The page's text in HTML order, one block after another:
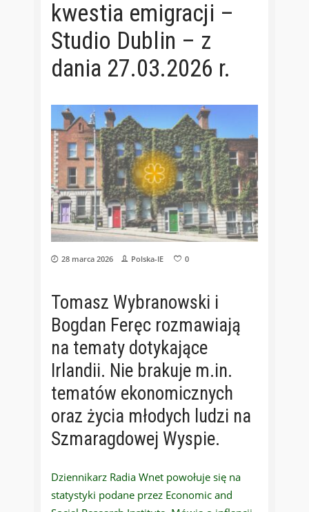
kwestia emigracji –
Studio Dublin – z
dania 27.03.2026 r.
28 marca 2026 Polska-IE 0
Tomasz Wybranowski i
Bogdan Feręc rozmawiają
na tematy dotykające
Irlandii. Nie brakuje m.in.
tematów ekonomicznych
oraz życia młodych ludzi na
Szmaragdowej Wyspie.
Dziennikarz Radia Wnet powołuje się na
statystyki podane przez Economic and